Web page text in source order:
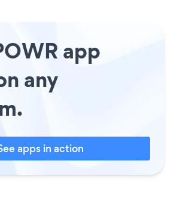
app
any
apps in action